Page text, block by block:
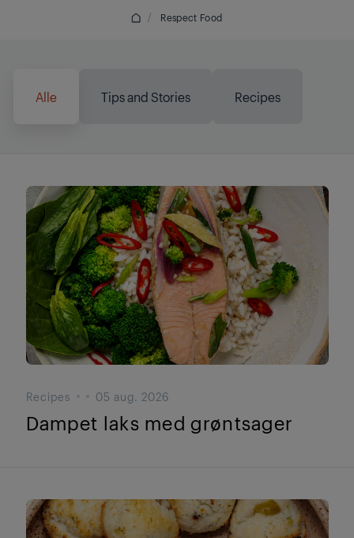
/ Respect Food
1m læst
Læs mere
Alle Tips and Stories Recipes
Recipes 05 aug. 2026
Dampet laks med grøntsager